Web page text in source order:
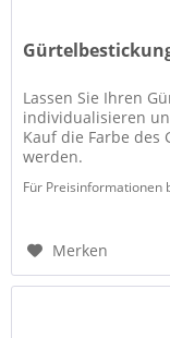
Lassen Sie Ihren
individualisieren
Kauf die Farbe des
werden.
Für Preisinformationen
Merken